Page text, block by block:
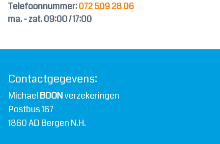
Telefoonnummer:072 509 28 06
ma. - zat. 09:00 / 17:00
Contactgegevens:
Michael BOONverzekeringen
Postbus 167
1860 AD Bergen N.H.